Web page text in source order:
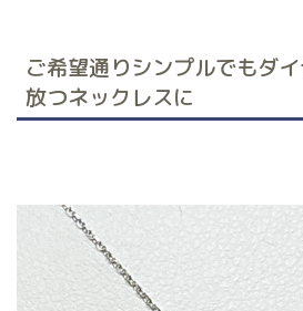
ご希望通りシンプルでもダ
放つネックレスに